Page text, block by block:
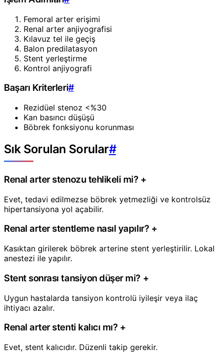
Femoral arter erişimi
Renal arter anjiyografisi
Kılavuz tel ile geçiş
Balon predilatasyon
Stent yerleştirme
Kontrol anjiyografi
Başarı Kriterleri#
Rezidüel stenoz <%30
Kan basıncı düşüşü
Böbrek fonksiyonu korunması
Sık Sorulan Sorular#
Renal arter stenozu tehlikeli mi? +
Evet, tedavi edilmezse böbrek yetmezliği ve kontrolsüz
hipertansiyona yol açabilir.
Renal arter stentleme nasıl yapılır? +
Kasıktan girilerek böbrek arterine stent yerleştirilir. Lokal
anestezi ile yapılır.
Stent sonrası tansiyon düşer mi? +
Uygun hastalarda tansiyon kontrolü iyileşir veya ilaç
ihtiyacı azalır.
Renal arter stenti kalıcı mı? +
Evet, stent kalıcıdır. Düzenli takip gerekir.